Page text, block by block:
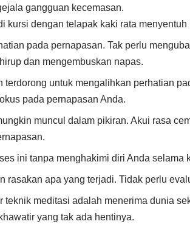
gangguan kecemasan.
kursi dengan telapak kaki rata menyentuh
pada pernapasan. Tak perlu
dan mengembuskan napas.
terdorong untuk mengalihkan perhatian
pada pernapasan Anda.
muncul dalam pikiran. Akui rasa
ini tanpa menghakimi diri Anda selama
rasakan apa yang terjadi. Tidak perlu
teknik meditasi adalah menerima dunia
yang tak ada hentinya.